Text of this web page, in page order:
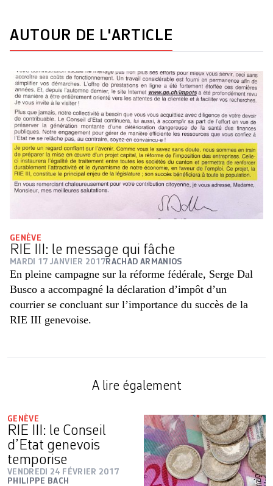
AUTOUR DE L'ARTICLE
GENÈVE
RIE III: le message qui fâche
MARDI 17 JANVIER 2017 RACHAD ARMANIOS
En pleine campagne sur la réforme fédérale, Serge Dal
Busco a accompagné la déclaration d’impôt d’un
courrier se concluant sur l’importance du succès de la
RIE III genevoise.
A lire également
GENÈVE
RIE III: le Conseil
d’Etat genevois
temporise
VENDREDI 24 FÉVRIER 2017
PHILIPPE BACH